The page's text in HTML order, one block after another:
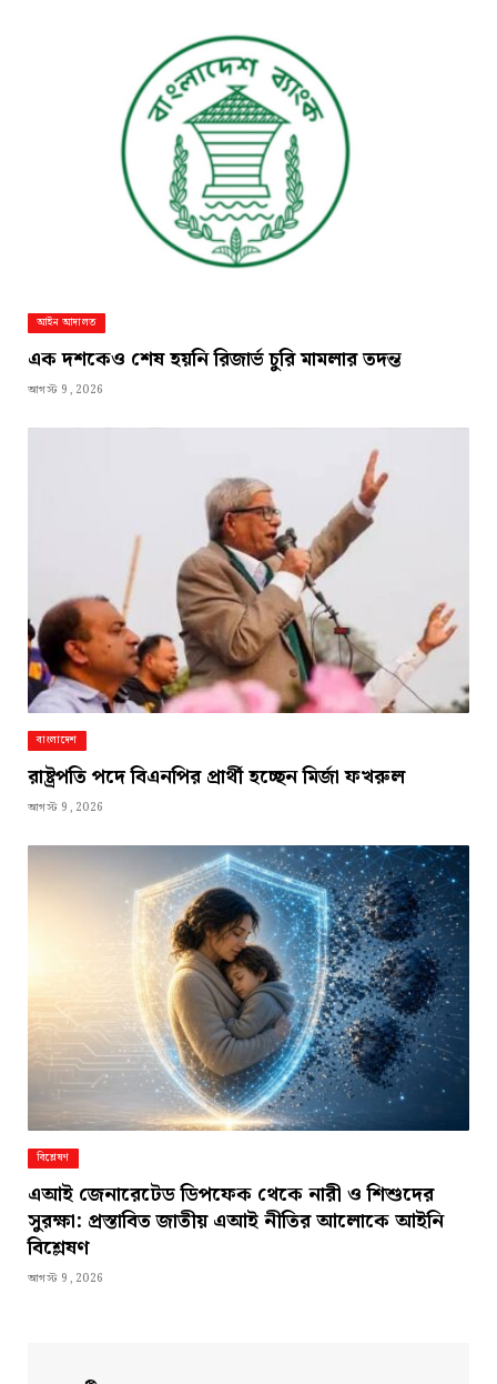
আইন আদালত
এক দশকেও শেষ হয়নি রিজার্ভ চুরি মামলার তদন্ত
আগস্ট 9, 2026
বাংলাদেশ
রাষ্ট্রপতি পদে বিএনপির প্রার্থী হচ্ছেন মির্জা ফখরুল
আগস্ট 9, 2026
বিশ্লেষণ
এআই জেনারেটেড ডিপফেক থেকে নারী ও শিশুদের
সুরক্ষা: প্রস্তাবিত জাতীয় এআই নীতির আলোকে আইনি
বিশ্লেষণ
আগস্ট 9, 2026